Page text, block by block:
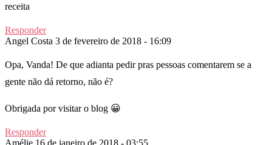
receita
Responder
Angel Costa 3 de fevereiro de 2018 - 16:09
Opa, Vanda! De que adianta pedir pras pessoas comentarem se a
gente não dá retorno, não é?
Obrigada por visitar o blog 😀
Responder
Amélie 16 de janeiro de 2018 - 03:55